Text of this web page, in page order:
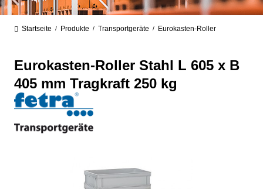
Startseite / Produkte / Transportgeräte / Eurokasten-Roller
Eurokasten-Roller Stahl L 605 x B
405 mm Tragkraft 250 kg